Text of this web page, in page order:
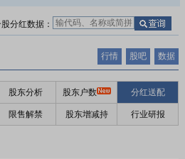
分红数据：
行情 股吧 数据
股东分析 股东户数 分红送配
限售解禁 股东增减持 行业研报